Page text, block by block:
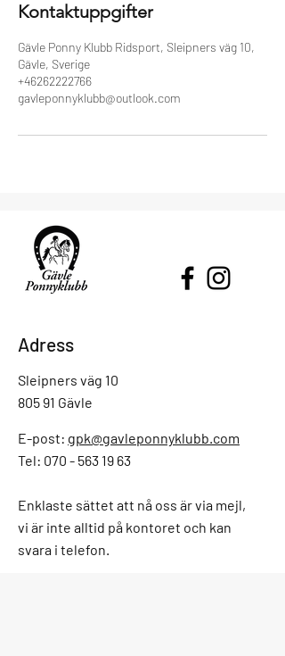
Kontaktuppgifter
Gävle Ponny Klubb Ridsport, Sleipners väg 10,
Gävle, Sverige
+46262222766
gavleponnyklubb@outlook.com
Adress
Sleipners väg 10
805 91 Gävle
E-post: gpk@gavleponnyklubb.com
Tel: 070 - 563 19 63
Enklaste sättet att nå oss är via mejl,
vi är inte alltid på kontoret och kan
svara i telefon.